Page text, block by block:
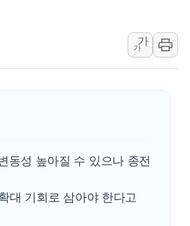
트럼프, '원정출산 시민권 차
트럼프 "이란전 조만간 끝날
이란, 오만과 호르무즈 해협
[오늘의 국회일정] 상임위·세
[민주 당권주자 일정] 송영길
李대통령, 오늘 오후 2시 부
가
가
동성 높아질 수 있으나 종전
대 기회로 삼아야 한다고